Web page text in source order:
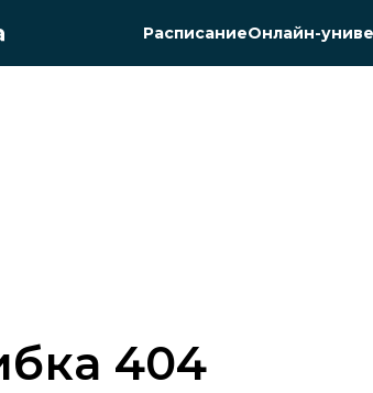
РасписаниеОнлайн-
404